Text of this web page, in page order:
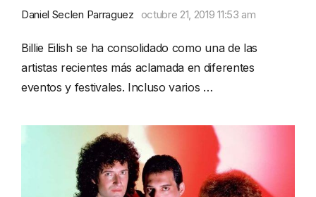
Daniel Seclen Parraguez octubre 21, 2019 11:53 am
Billie Eilish se ha consolidado como una de las
artistas recientes más aclamada en diferentes
eventos y festivales. Incluso varios …